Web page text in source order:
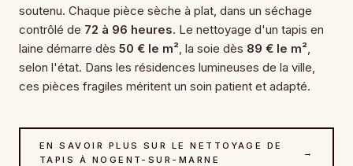
soutenu. Chaque pièce sèche à plat, dans un séchage
contrôlé de 72 à 96 heures. Le nettoyage d'un tapis en
laine démarre dès 50 € le m², la soie dès 89 € le m²,
selon l'état. Dans les résidences lumineuses de la ville,
ces pièces fragiles méritent un soin patient et adapté.
EN SAVOIR PLUS SUR LE NETTOYAGE DE
TAPIS À NOGENT-SUR-MARNE
→